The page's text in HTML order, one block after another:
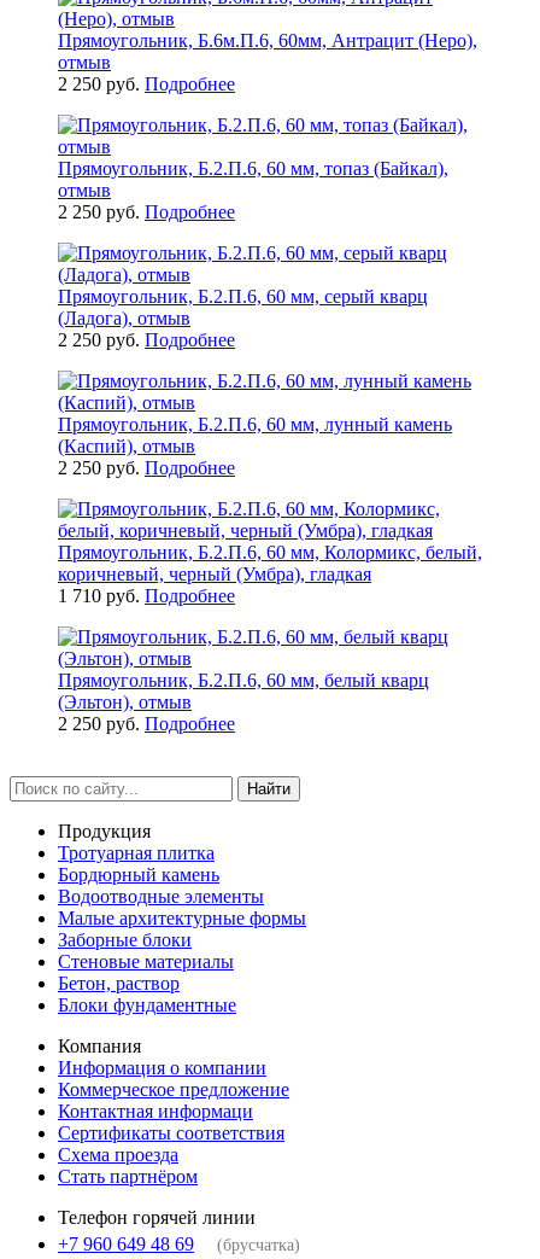
Прямоугольник, Б.6м.П.6, 60мм, Антрацит (Неро),
отмыв
2 250 руб. Подробнее
Прямоугольник, Б.2.П.6, 60 мм, топаз (Байкал),
отмыв
2 250 руб. Подробнее
Прямоугольник, Б.2.П.6, 60 мм, серый кварц
(Ладога), отмыв
2 250 руб. Подробнее
Прямоугольник, Б.2.П.6, 60 мм, лунный камень
(Каспий), отмыв
2 250 руб. Подробнее
Прямоугольник, Б.2.П.6, 60 мм, Колормикс, белый,
коричневый, черный (Умбра), гладкая
1 710 руб. Подробнее
Прямоугольник, Б.2.П.6, 60 мм, белый кварц
(Эльтон), отмыв
2 250 руб. Подробнее
Найти
Продукция
Тротуарная плитка
Бордюрный камень
Водоотводные элементы
Малые архитектурные формы
Заборные блоки
Стеновые материалы
Бетон, раствор
Блоки фундаментные
Компания
Информация о компании
Коммерческое предложение
Контактная информаци
Сертификаты соответствия
Схема проезда
Стать партнёром
Телефон горячей линии
+7 960 649 48 69
(брусчатка)